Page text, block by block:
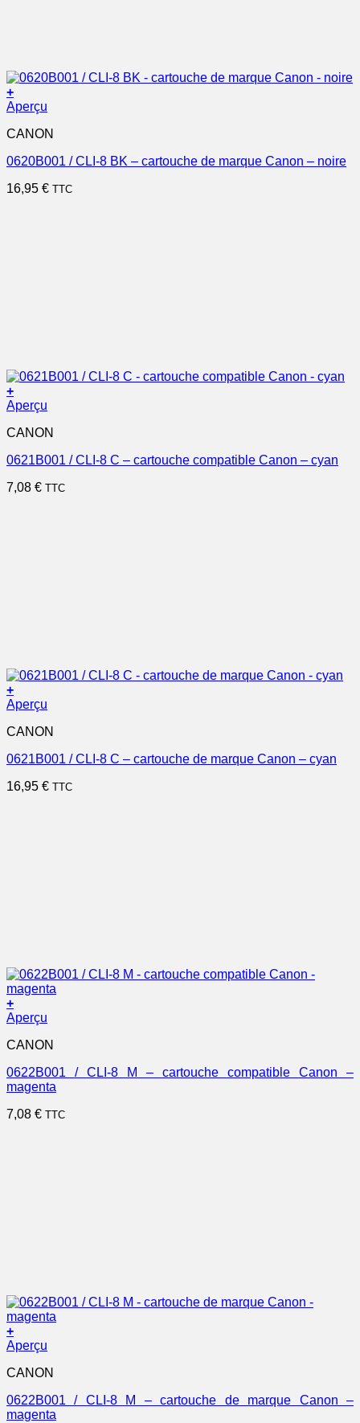
+
Aperçu
CANON
0620B001 / CLI-8 BK – cartouche de marque Canon – noire
16,95 € TTC
+
Aperçu
CANON
0621B001 / CLI-8 C – cartouche compatible Canon – cyan
7,08 € TTC
+
Aperçu
CANON
0621B001 / CLI-8 C – cartouche de marque Canon – cyan
16,95 € TTC
+
Aperçu
CANON
0622B001 / CLI-8 M – cartouche compatible Canon –
magenta
7,08 € TTC
+
Aperçu
CANON
0622B001 / CLI-8 M – cartouche de marque Canon –
magenta